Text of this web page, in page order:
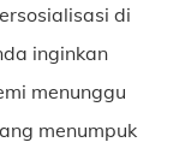
di
inginkan
menunggu
menumpuk